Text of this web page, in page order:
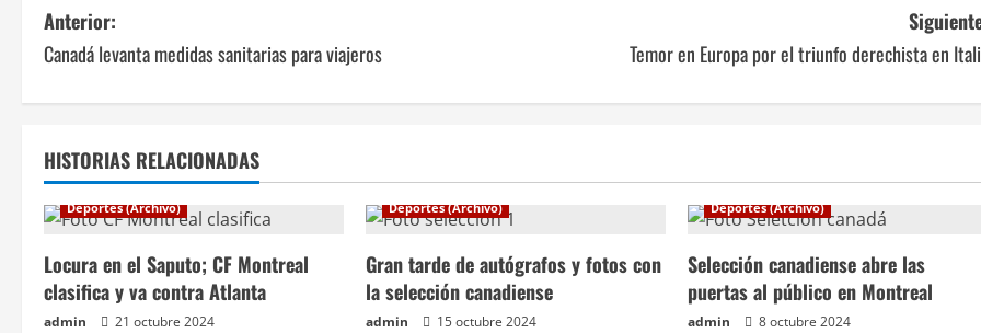
N
a
v
e
g
a
c
Anterior:
Canadá levanta medidas sanitarias para viajeros
Temor en Europa por el triunfo derechista en
HISTORIAS RELACIONADAS
Deportes (Archivo)
Locura en el Saputo; CF Montreal
clasifica y va contra Atlanta
admin 21 octubre 2024
Deportes (Archivo)
Gran tarde de autógrafos y fotos con
la selección canadiense
admin 15 octubre 2024
Deportes (Archivo)
Selección canadiense abre las
puertas al público en Montreal
admin 8 octubre 2024